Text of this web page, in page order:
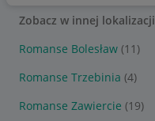
Zobacz w innej lokalizacji
Romanse Bolesław (11)
Romanse Trzebinia (4)
Romanse Zawiercie (19)